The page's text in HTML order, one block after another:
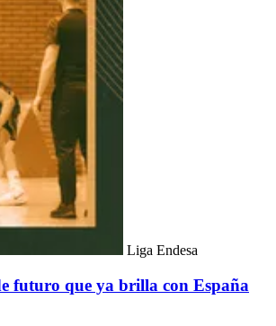
Liga Endesa
futuro que ya brilla con España